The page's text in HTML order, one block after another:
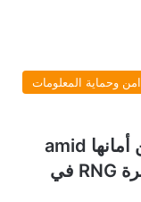
امن وحماية المعلومات
محفظة XRP «Xaman» تدافع عن أمانها amid
خسائر 38 مليون دولار مرتبطة بثغرة RNG في